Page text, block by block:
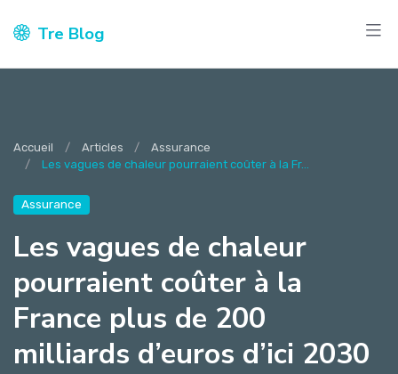
Tre Blog
Accueil Articles
Assurance
Les vagues de chaleur pourraient coûter à la Fr...
Assurance
Les vagues de chaleur
pourraient coûter à la
France plus de 200
milliards d’euros d’ici 2030